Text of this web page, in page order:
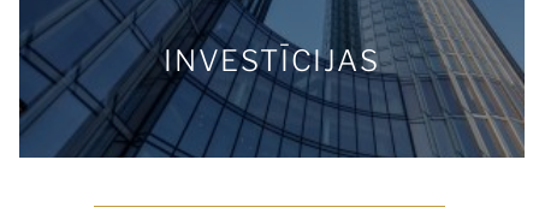
INVESTĪCIJAS